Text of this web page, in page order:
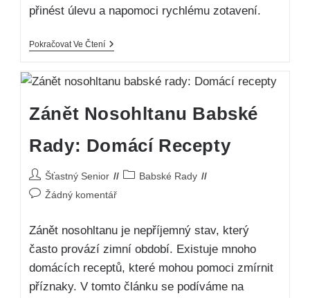
přinést úlevu a napomoci rychlému zotavení.
Pokračovat Ve Čtení
Zánět Nosohltanu Babské
Rady: Domácí Recepty
Šťastný Senior
Babské Rady
Žádný komentář
Zánět nosohltanu je nepříjemný stav, který
často provází zimní období. Existuje mnoho
domácích receptů, které mohou pomoci zmírnit
příznaky. V tomto článku se podíváme na